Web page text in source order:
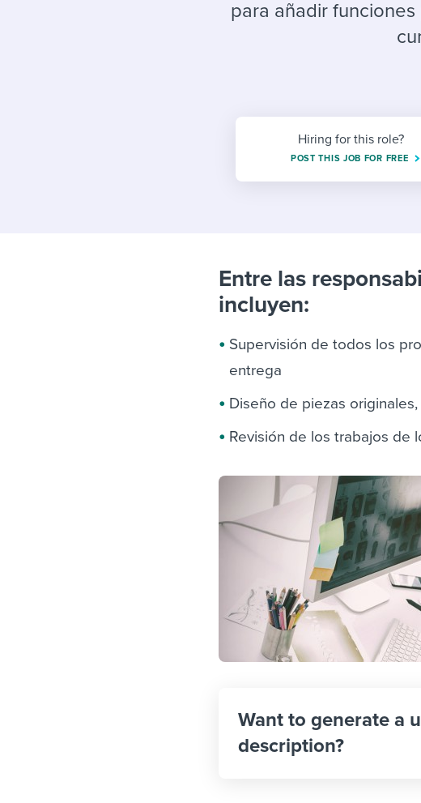
Candidate/
para añadir
Hiring for this role?
POST THIS JOB FOR FREE
Entre las
incluyen:
Supervisión de todos los
entrega
Diseño de piezas
Revisión de los trabajos de
Want to generate a
description?